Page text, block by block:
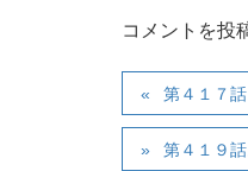
コメントを投
第４１７
第４１９